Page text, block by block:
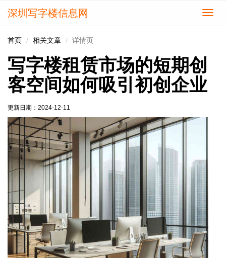
切
深圳写字楼信息网
首页 相关文章 详情页
写字楼租赁市场的短期创
客空间如何吸引初创企业
更新日期： 2024-12-11